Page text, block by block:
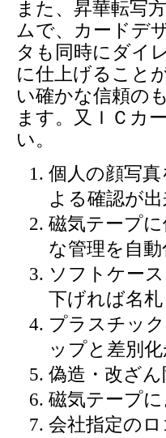
また、昇華転写
ムで、カードデ
タも同時にダイ
に仕上げること
い確かな信頼の
ます。又ＩＣカ
い。
個人の顔写
よる確認が
磁気テープ
な管理を自
ソフトケー
下げれば名
プラスチッ
ップと差別
偽造・改ざん
磁気テープ
会社指定の